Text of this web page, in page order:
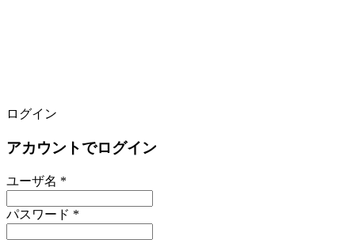
ログイン
アカウントでログイン
ユーザ名 *
パスワード *